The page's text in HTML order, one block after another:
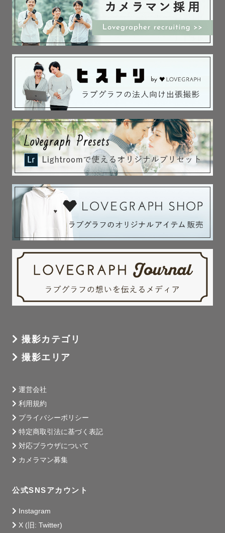
my mother is Filipino and Spanish, and my father
is Japanese.
Capturing your memories in the beautiful places of
Japan.
Alright, late's take some photos!
撮影カテゴリ
撮影エリア
運営会社
利用規約
プライバシーポリシー
特定商取引法に基づく表記
対応ブラウザについて
カメラマン募集
公式SNSアカウント
Instagram
X (旧: Twitter)